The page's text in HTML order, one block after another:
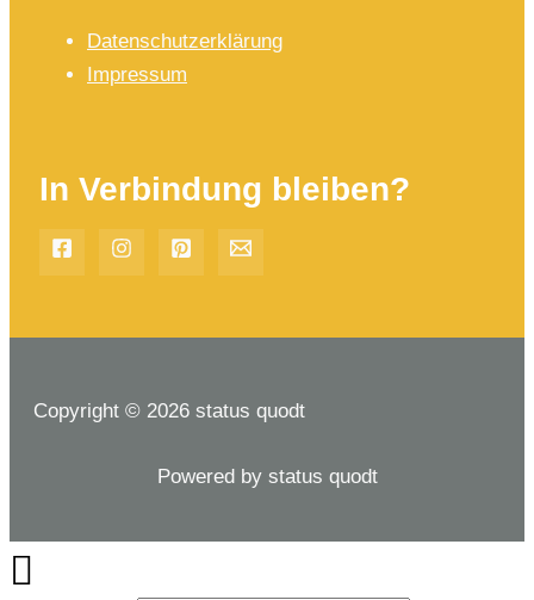
Datenschutzerklärung
Impressum
In Verbindung bleiben?
Copyright © 2026 status quodt
Powered by status quodt